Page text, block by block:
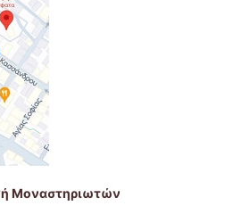
Μοναστηριωτών